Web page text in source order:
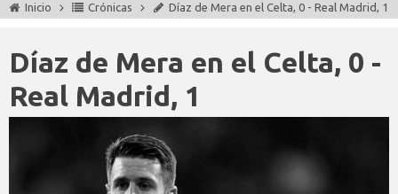
Inicio Crónicas Díaz de Mera en el Celta, 0 - Real Madrid, 1
Díaz de Mera en el Celta, 0 -
Real Madrid, 1